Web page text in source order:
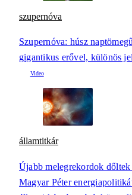
szupernóva
Szupernóva: húsz
gigantikus erővel, különös
államtitkár
Újabb melegrekordok
Magyar Péter